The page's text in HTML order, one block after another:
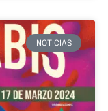
NOTICIAS